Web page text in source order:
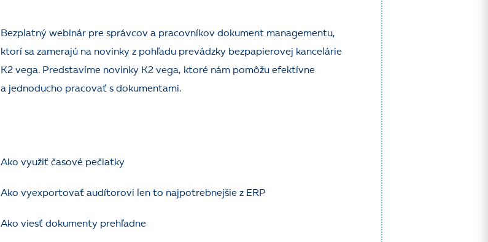
Bezplatný webinár pre správcov a pracovníkov dokument managementu,
ktorí sa zamerajú na novinky z pohľadu prevádzky bezpapierovej kancelárie
K2 vega. Predstavíme novinky K2 vega, ktoré nám pomôžu efektívne
a jednoducho pracovať s dokumentami.
Ako využiť časové pečiatky
Ako vyexportovať audítorovi len to najpotrebnejšie z ERP
Ako viesť dokumenty prehľadne